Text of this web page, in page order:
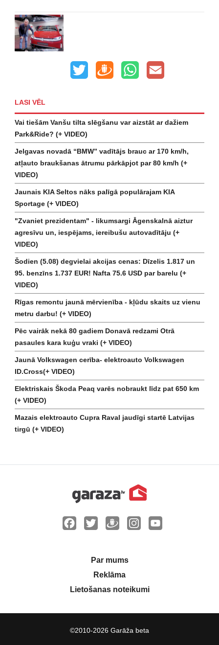
LASI VĒL
Vai tiešām Vanšu tilta slēgšanu var aizstāt ar dažiem
Park&Ride? (+ VIDEO)
Jelgavas novadā “BMW” vadītājs brauc ar 170 km/h,
atļauto braukšanas ātrumu pārkāpjot par 80 km/h (+
VIDEO)
Jaunais KIA Seltos nāks palīgā populārajam KIA
Sportage (+ VIDEO)
"Zvaniet prezidentam" - likumsargi Āgenskalnā aiztur
agresīvu un, iespējams, iereibušu autovadītāju (+
VIDEO)
Šodien (5.08) degvielai akcijas cenas: Dīzelis 1.817 un
95. benzīns 1.737 EUR! Nafta 75.6 USD par barelu (+
VIDEO)
Rīgas remontu jaunā mērvienība - kļūdu skaits uz vienu
metru darbu! (+ VIDEO)
Pēc vairāk nekā 80 gadiem Donavā redzami Otrā
pasaules kara kuģu vraki (+ VIDEO)
Jaunā Volkswagen cerība- elektroauto Volkswagen
ID.Cross(+ VIDEO)
Elektriskais Škoda Peaq varēs nobraukt līdz pat 650 km
(+ VIDEO)
Mazais elektroauto Cupra Raval jaudīgi startē Latvijas
tirgū (+ VIDEO)
Par mums
Reklāma
Lietošanas noteikumi
©2010-2026 Garāža beta